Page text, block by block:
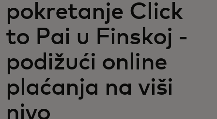
pokretanje Click
to Pai u Finskoj -
podižući online
plaćanja na viši
nivo